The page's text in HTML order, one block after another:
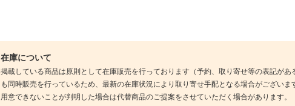
在庫について
掲載している商品は原則として在庫販売を行っております（予約、取り寄せ等の表記があ
も同時販売を行っているため、最新の在庫状況により取り寄せ手配となる場合がござい
用意できないことが判明した場合は代替商品のご提案をさせていただく場合があります。